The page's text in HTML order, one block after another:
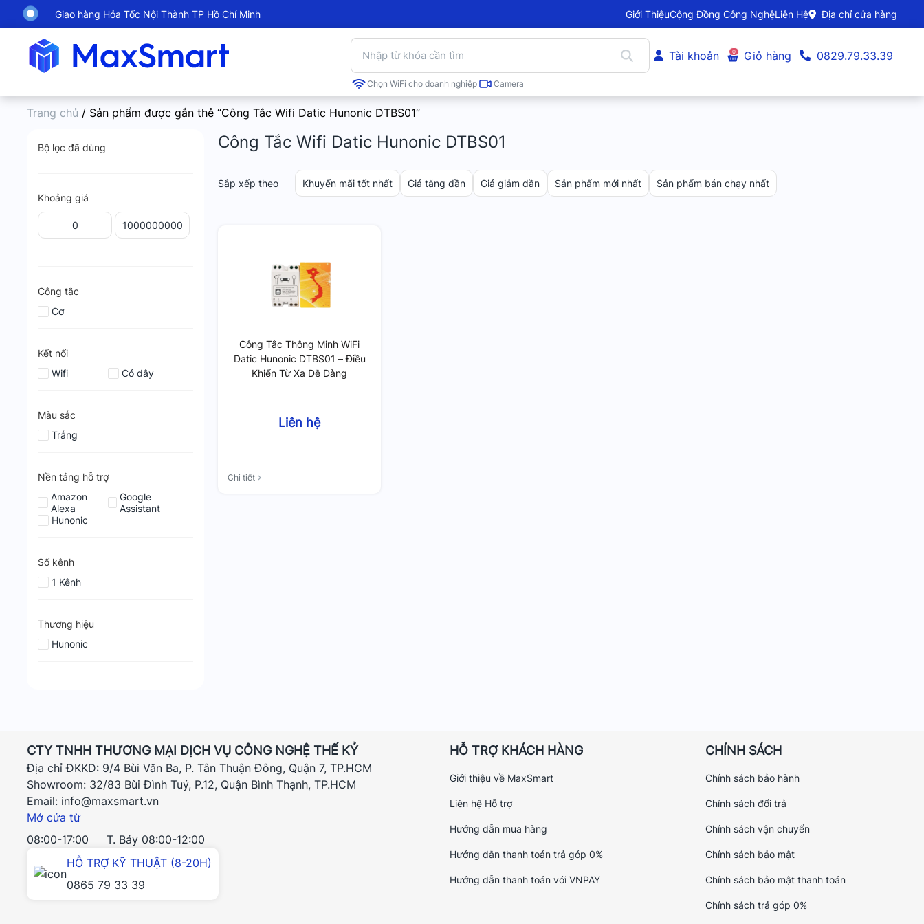
Giao hàng Hỏa Tốc Nội Thành TP Hồ Chí Minh Giới ThiệuCộng Đồng Công NghệLiên Hệ Địa chỉ cửa hàng
Chọn WiFi cho doanh nghiệp Camera
Tài khoản 0 Giỏ hàng 0829.79.33.39
Trang chủ / Sản phẩm được gắn thẻ “Công Tắc Wifi Datic Hunonic DTBS01”
Bộ lọc đã dùng
Khoảng giá
Công tắc
Cơ
Kết nối
Wifi
Có dây
Màu sắc
Trắng
Nền tảng hỗ trợ
Amazon
Alexa
Google
Assistant
Hunonic
Số kênh
1 Kênh
Thương hiệu
Hunonic
Công Tắc Wifi Datic Hunonic DTBS01
Sắp xếp theo Khuyến mãi tốt nhất Giá tăng dần Giá giảm dần Sản phẩm mới nhất Sản phẩm bán chạy nhất
Công Tắc Thông Minh WiFi
Datic Hunonic DTBS01 – Điều
Khiển Từ Xa Dễ Dàng
Liên hệ
Chi tiết
CTY TNHH THƯƠNG MẠI DỊCH VỤ CÔNG NGHỆ THẾ KỶ
Địa chỉ ĐKKD: 9/4 Bùi Văn Ba, P. Tân Thuận Đông, Quận 7, TP.HCM
Showroom: 32/83 Bùi Đình Tuý, P.12, Quận Bình Thạnh, TP.HCM
Email: info@maxsmart.vn
Mở cửa từ
08:00-17:00
T. Bảy 08:00-12:00
HỖ TRỢ KỸ THUẬT (8-20H)
0865 79 33 39
HỖ TRỢ KHÁCH HÀNG
Giới thiệu về MaxSmart
Liên hệ Hỗ trợ
Hướng dẫn mua hàng
Hướng dẫn thanh toán trả góp 0%
Hướng dẫn thanh toán với VNPAY
CHÍNH SÁCH
Chính sách bảo hành
Chính sách đổi trả
Chính sách vận chuyển
Chính sách bảo mật
Chính sách bảo mật thanh toán
Chính sách trả góp 0%